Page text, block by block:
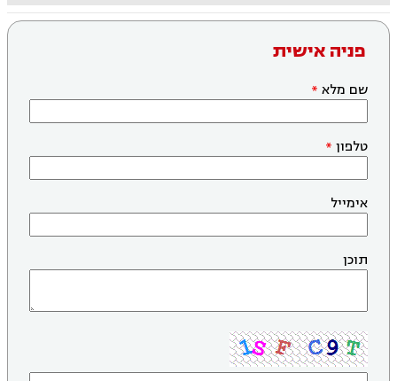
פניה אישית
שם מלא
טלפון
אימייל
תוכן